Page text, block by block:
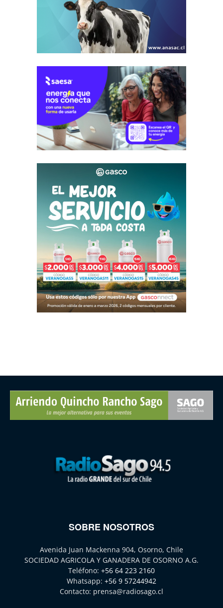
SOBRE NOSOTROS
Avenida Juan Mackenna 904, Osorno, Chile
SOCIEDAD AGRICOLA Y GANADERA DE OSORNO A.G.
Teléfono: +56 64 223 2160
Whatsapp: +56 9 57244942
Contacto: prensa@radiosago.cl